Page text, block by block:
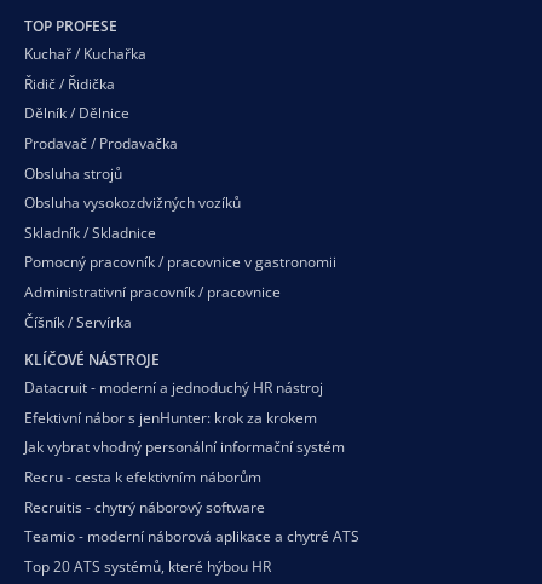
TOP PROFESE
Kuchař / Kuchařka
Řidič / Řidička
Dělník / Dělnice
Prodavač / Prodavačka
Obsluha strojů
Obsluha vysokozdvižných vozíků
Skladník / Skladnice
Pomocný pracovník / pracovnice v gastronomii
Administrativní pracovník / pracovnice
Číšník / Servírka
KLÍČOVÉ NÁSTROJE
Datacruit - moderní a jednoduchý HR nástroj
Efektivní nábor s jenHunter: krok za krokem
Jak vybrat vhodný personální informační systém
Recru - cesta k efektivním náborům
Recruitis - chytrý náborový software
Teamio - moderní náborová aplikace a chytré ATS
Top 20 ATS systémů, které hýbou HR